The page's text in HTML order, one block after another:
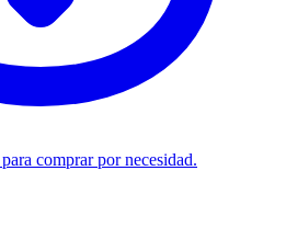
comprar por necesidad.